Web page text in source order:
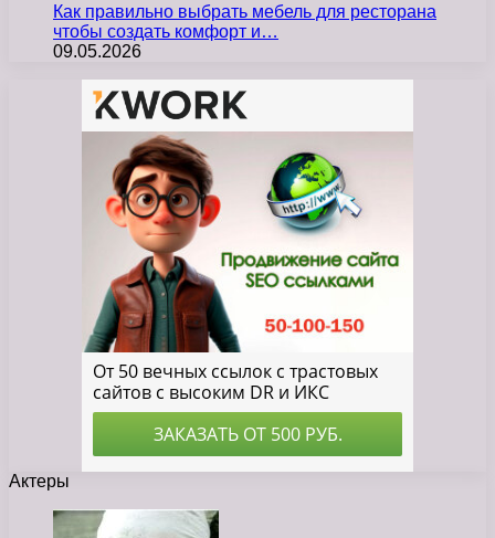
Как правильно выбрать мебель для ресторана
чтобы создать комфорт и…
09.05.2026
Актеры